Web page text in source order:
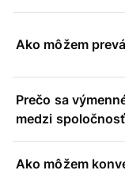
Ako môžem
Prečo sa
medzi
Ako môžem